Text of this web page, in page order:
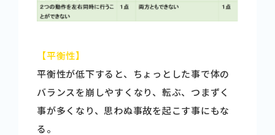
【平衡性】
平衡性が低下すると、ちょっとした事で体の
バランスを崩しやすくなり、転ぶ、つまずく
事が多くなり、思わぬ事故を起こす事にもな
る。